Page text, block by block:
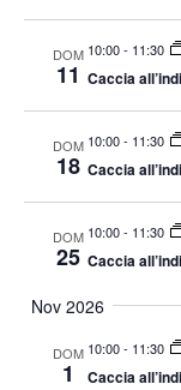
DOM
11
10:00- 11:30
Caccia
DOM
18
10:00- 11:30
Caccia
DOM
25
10:00- 11:30
Caccia
Nov 2026
DOM
1
10:00- 11:30
Caccia